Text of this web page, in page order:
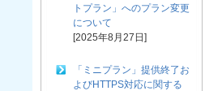
トプラン」へのプラン変更
について
[2025年8月27日]
「ミニプラン」提供終了お
よびHTTPS対応に関する